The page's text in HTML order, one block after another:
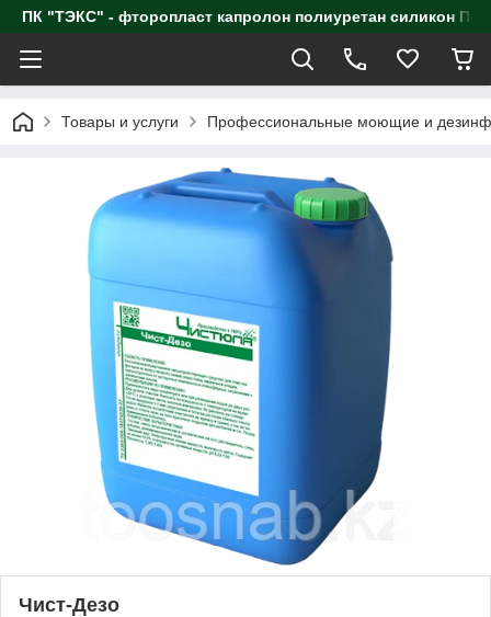
ПК "ТЭКС" - фторопласт капролон полиуретан
Товары и услуги Профессиональные моющие и
Чист-Дезо